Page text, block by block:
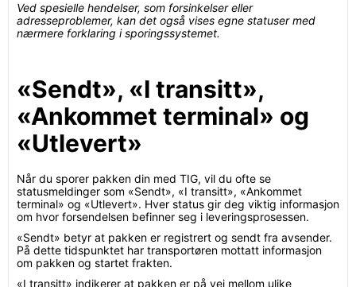
Ved spesielle hendelser, som forsinkelser eller
adresseproblemer, kan det også vises egne statuser med
nærmere forklaring i sporingssystemet.
«Sendt», «I transitt»,
«Ankommet terminal» og
«Utlevert»
Når du sporer pakken din med TIG, vil du ofte se
statusmeldinger som «Sendt», «I transitt», «Ankommet
terminal» og «Utlevert». Hver status gir deg viktig informasjon
om hvor forsendelsen befinner seg i leveringsprosessen.
«Sendt» betyr at pakken er registrert og sendt fra avsender.
På dette tidspunktet har transportøren mottatt informasjon
om pakken og startet frakten.
«I transitt» indikerer at pakken er på vei mellom ulike